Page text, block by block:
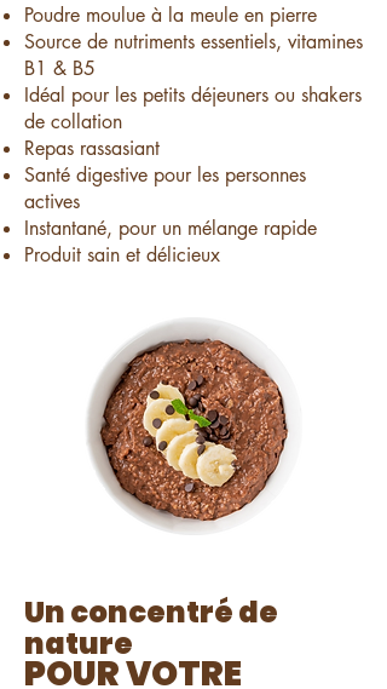
Poudre moulue à la meule en pierre
Source de nutriments essentiels, vitamines
B1 & B5
Idéal pour les petits déjeuners ou shakers
de collation
Repas rassasiant
Santé digestive pour les personnes
actives
Instantané, pour un mélange rapide
Produit sain et délicieux
Un concentré de
nature
POUR VOTRE